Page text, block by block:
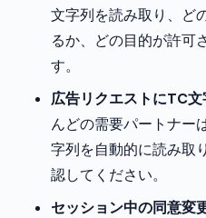
文字列を読み取り、ど
るか、どの目的が許可
す。
広告リクエストにTC文
んどの需要パートナー
字列を自動的に読み取
認してください。
セッション中の同意変